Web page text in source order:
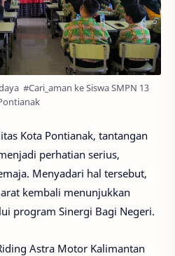
#Cari_aman ke Siswa SMPN 13
Kota Pontianak, tantangan
perhatian serius,
Menyadari hal tersebut,
kembali menunjukkan
program Sinergi Bagi Negeri.
Astra Motor Kalimantan